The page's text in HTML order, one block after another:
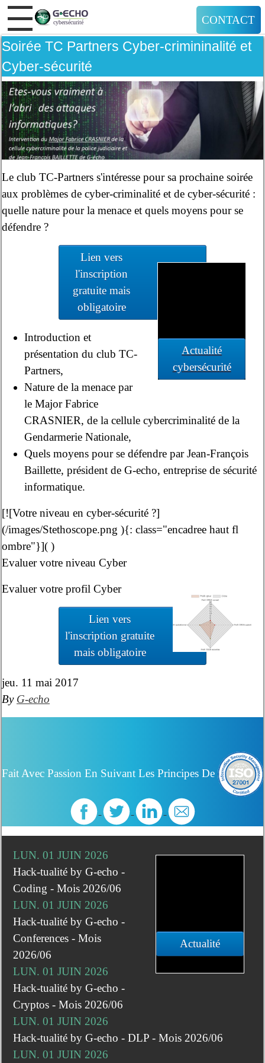
CONTACT
Soirée TC Partners Cyber-crimininalité et
Cyber-sécurité
Le club TC-Partners s'intéresse pour sa prochaine soirée
aux problèmes de cyber-criminalité et de cyber-sécurité :
quelle nature pour la menace et quels moyens pour se
défendre ?
Actualité
cybersécurité
Lien vers
l'inscription
gratuite mais
obligatoire
Introduction et
présentation du club TC-
Partners,
Nature de la menace par
le Major Fabrice
CRASNIER, de la cellule cybercriminalité de la
Gendarmerie Nationale,
Quels moyens pour se défendre par Jean-François
Baillette, président de G-echo, entreprise de sécurité
informatique.
[![Votre niveau en cyber-sécurité ?]
(/images/Stethoscope.png ){: class="encadree haut fl
ombre"}]( )
Evaluer votre niveau Cyber
Evaluer votre profil Cyber
Lien vers
l'inscription gratuite
mais obligatoire
jeu. 11 mai 2017
By G-echo
Fait Avec Passion En Suivant Les Principes De
Actualité
LUN. 01 JUIN 2026
Hack-tualité by G-echo -
Coding - Mois 2026/06
LUN. 01 JUIN 2026
Hack-tualité by G-echo -
Conferences - Mois
2026/06
LUN. 01 JUIN 2026
Hack-tualité by G-echo -
Cryptos - Mois 2026/06
LUN. 01 JUIN 2026
Hack-tualité by G-echo - DLP - Mois 2026/06
LUN. 01 JUIN 2026